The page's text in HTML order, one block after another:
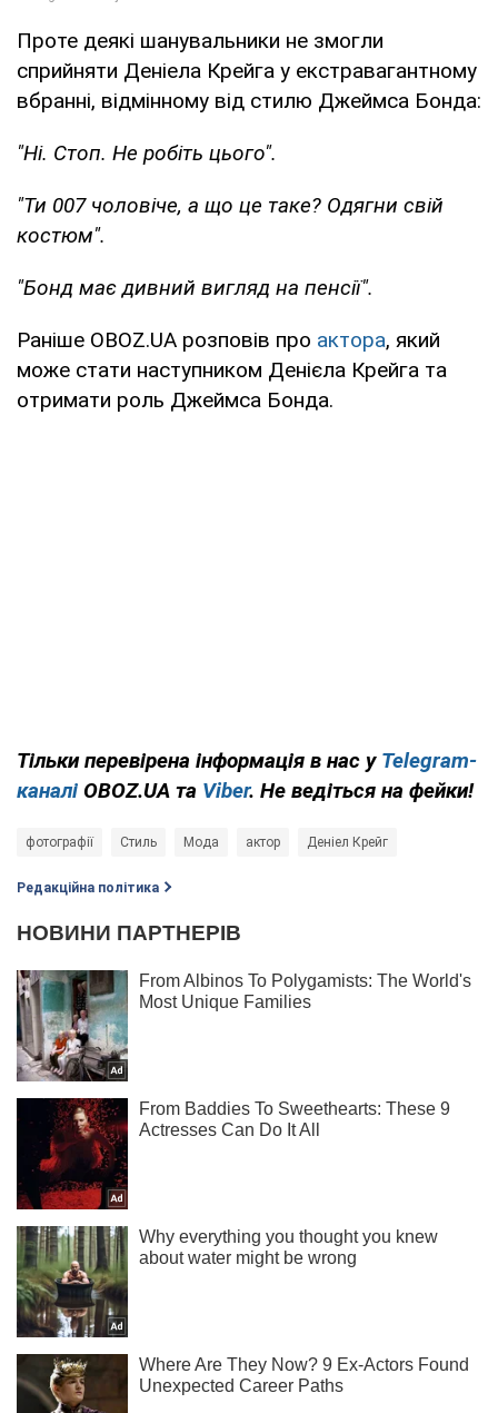
Проте деякі шанувальники не змогли
сприйняти Деніела Крейга у екстравагантному
вбранні, відмінному від стилю Джеймса Бонда:
"Ні. Стоп. Не робіть цього".
"Ти 007 чоловіче, а що це таке? Одягни свій
костюм".
"Бонд має дивний вигляд на пенсії".
Раніше OBOZ.UA розповів про актора, який
може стати наступником Денієла Крейга та
отримати роль Джеймса Бонда.
Тільки перевірена інформація в нас у Telegram-
каналі OBOZ.UA та Viber. Не ведіться на фейки!
фотографії Стиль Мода актор Деніел Крейг
Редакційна політика